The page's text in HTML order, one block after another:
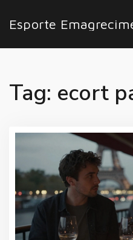
Tag: ecort